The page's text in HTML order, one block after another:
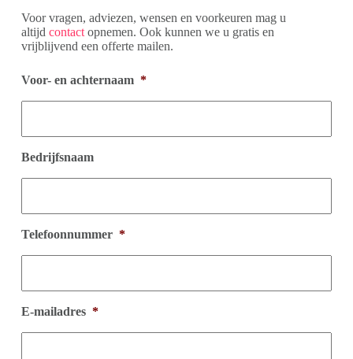
Voor vragen, adviezen, wensen en voorkeuren mag u
altijd contactopnemen. Ook kunnen we u gratis en
vrijblijvend een offerte mailen.
Voor- en achternaam *
Bedrijfsnaam
Telefoonnummer *
E-mailadres *